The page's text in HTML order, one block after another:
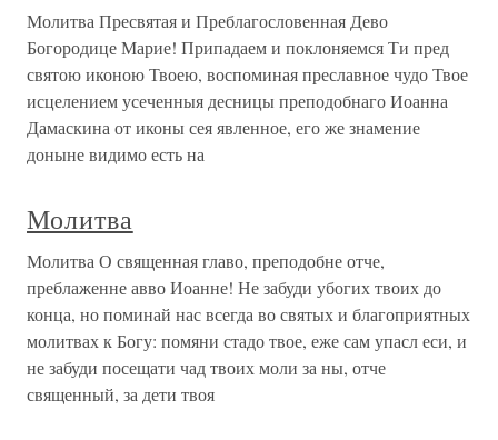
Молитва Пресвятая и Преблагословенная Дево
Богородице Марие! Припадаем и поклоняемся Ти пред
святою иконою Твоею, воспоминая преславное чудо Твое
исцелением усеченныя десницы преподобнаго Иоанна
Дамаскина от иконы сея явленное, его же знамение
доныне видимо есть на
Молитва
Молитва О священная главо, преподобне отче,
преблаженне авво Иоанне! Не забуди убогих твоих до
конца, но поминай нас всегда во святых и благоприятных
молитвах к Богу: помяни стадо твое, еже сам упасл еси, и
не забуди посещати чад твоих моли за ны, отче
священный, за дети твоя